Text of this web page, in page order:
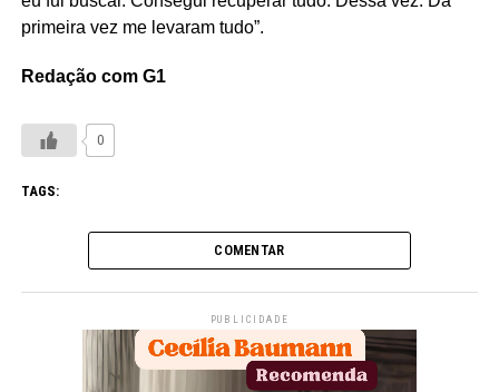
primeira vez me levaram tudo”.
Redação com G1
0
TAGS:
COMENTAR
PUBLICIDADE